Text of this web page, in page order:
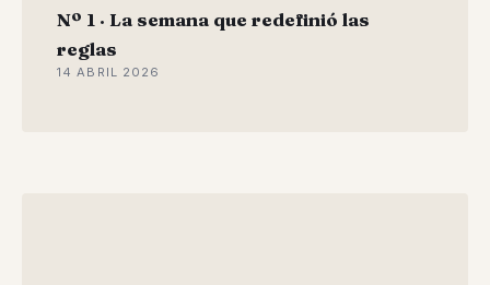
Nº 1 · La semana que redefinió las
reglas
14 ABRIL 2026